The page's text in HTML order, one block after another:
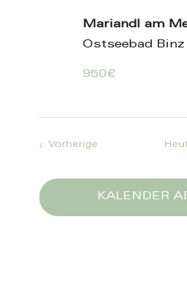
Mariandl am
Ostseebad
950€
Vorherige Veranstaltungen
KALENDER